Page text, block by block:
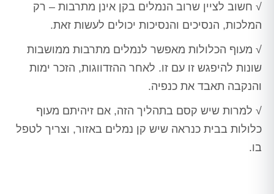
√ חשוב לציין שרוב הנמלים בקן אינן מתרבות – רק
המלכות, הנסיכים והנסיכות יכולים לעשות זאת.
√ מעוף הכלולות מאפשר לנמלים מתרבות ממושבות
שונות להיפגש זו עם זו. לאחר ההזדווגות, הזכר ימות
והנקבה תאבד את כנפיה.
√ למרות שיש קסם בתהליך הזה, אם זיהיתם מעוף
כלולות בבית כנראה שיש קן נמלים באזור, וצריך לטפל
בו.